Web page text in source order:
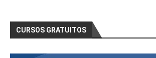
CURSOS GRATUITOS